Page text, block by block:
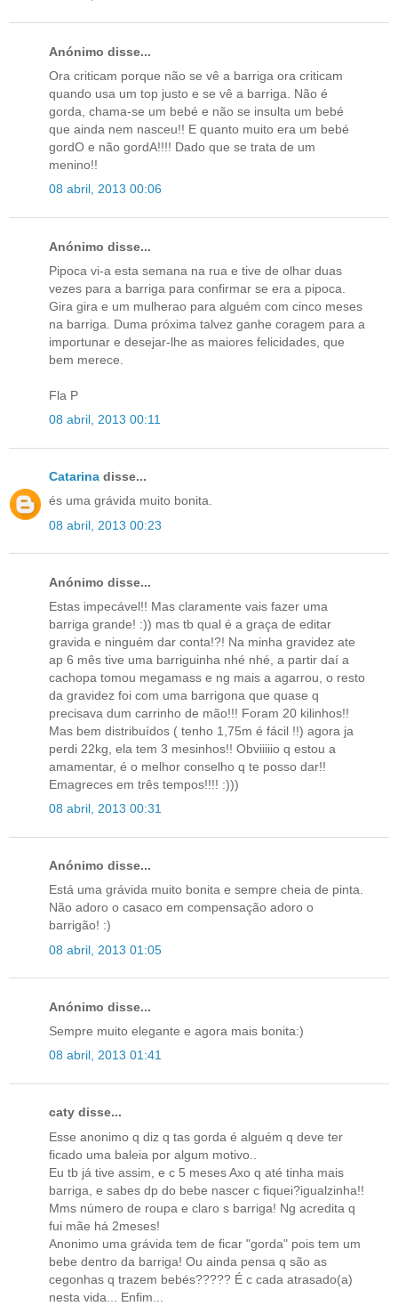
Anónimo disse...
Ora criticam porque não se vê a barriga ora criticam
quando usa um top justo e se vê a barriga. Não é
gorda, chama-se um bebé e não se insulta um bebé
que ainda nem nasceu!! E quanto muito era um bebé
gordO e não gordA!!!! Dado que se trata de um
menino!!
08 abril, 2013 00:06
Anónimo disse...
Pipoca vi-a esta semana na rua e tive de olhar duas
vezes para a barriga para confirmar se era a pipoca.
Gira gira e um mulherao para alguém com cinco meses
na barriga. Duma próxima talvez ganhe coragem para a
importunar e desejar-lhe as maiores felicidades, que
bem merece.
Fla P
08 abril, 2013 00:11
Catarina disse...
és uma grávida muito bonita.
08 abril, 2013 00:23
Anónimo disse...
Estas impecável!! Mas claramente vais fazer uma
barriga grande! :)) mas tb qual é a graça de editar
gravida e ninguém dar conta!?! Na minha gravidez ate
ap 6 mês tive uma barriguinha nhé nhé, a partir daí a
cachopa tomou megamass e ng mais a agarrou, o resto
da gravidez foi com uma barrigona que quase q
precisava dum carrinho de mão!!! Foram 20 kilinhos!!
Mas bem distribuídos ( tenho 1,75m é fácil !!) agora ja
perdi 22kg, ela tem 3 mesinhos!! Obviiiiio q estou a
amamentar, é o melhor conselho q te posso dar!!
Emagreces em três tempos!!!! :)))
08 abril, 2013 00:31
Anónimo disse...
Está uma grávida muito bonita e sempre cheia de pinta.
Não adoro o casaco em compensação adoro o
barrigão! :)
08 abril, 2013 01:05
Anónimo disse...
Sempre muito elegante e agora mais bonita:)
08 abril, 2013 01:41
caty disse...
Esse anonimo q diz q tas gorda é alguém q deve ter
ficado uma baleia por algum motivo..
Eu tb já tive assim, e c 5 meses Axo q até tinha mais
barriga, e sabes dp do bebe nascer c fiquei?igualzinha!!
Mms número de roupa e claro s barriga! Ng acredita q
fui mãe há 2meses!
Anonimo uma grávida tem de ficar "gorda" pois tem um
bebe dentro da barriga! Ou ainda pensa q são as
cegonhas q trazem bebés????? É c cada atrasado(a)
nesta vida... Enfim...